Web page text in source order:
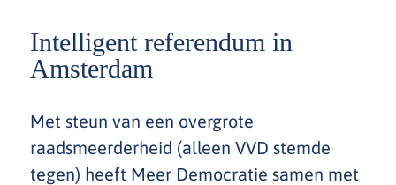
Intelligent referendum in
Amsterdam
Met steun van een overgrote
raadsmeerderheid (alleen VVD stemde
tegen) heeft Meer Democratie samen met